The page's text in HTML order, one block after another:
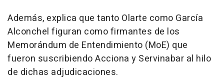
Además, explica que tanto Olarte como García
Alconchel figuran como firmantes de los
Memorándum de Entendimiento (MoE) que
fueron suscribiendo Acciona y Servinabar al hilo
de dichas adjudicaciones.